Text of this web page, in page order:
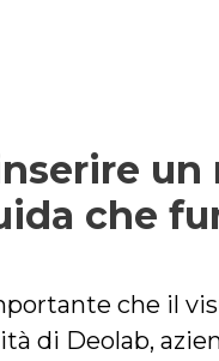
che
che il
di Deolab,